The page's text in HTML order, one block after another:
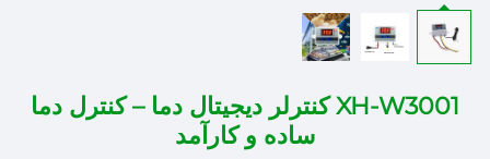
XH-W3001 کنترلر دیجیتال دما – کنترل دما
ساده و کارآمد